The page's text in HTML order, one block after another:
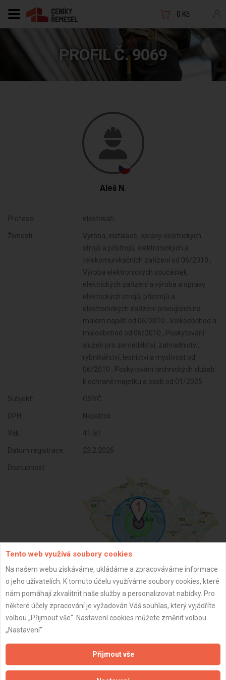
0 Kč
PROFIL Č. 9069
Aleš N.
Profese: elektrikáři
Živnosti:
Výroba, instalace, opravy elektrických
strojů a přístrojů, elektronických a
telekomunikačních zařízení od 06/2010 ,
Výroba elektronických součástek,
elektrických zařízení a výroba a opravy
elektrických strojů, přístrojů a
elektronických zařízení pracujících na
malém napětí od 06/2010 , Velkoobchod a
maloobchod od 06/2010 , Poskytování
služeb pro zemědělství, zahradnictví,
rybníkářství, lesnictví a myslivost od
06/2010 , Poskytování technických služeb
k ochraně majetku a osob od 01/2025
Subjekt: OSVČ
DPH: Neplátce
Věk: 41 let
Datum registrace: 23.2.2026
Dostupnost:
ZPĚT
Aktualizováno z portálu ARES dne 23.02.2026 16:43:29
Tento web využívá soubory cookies
Na našem webu získáváme, ukládáme a zpracováváme informace
o jeho uživatelích. K tomuto účelu využíváme soubory cookies, které
nám pomáhají zkvalitnit naše služby a personalizovat nabídky. Pro
některé účely zpracování je vyžadován Váš souhlas, který vyjádříte
volbou „Přijmout vše“. Nastavení cookies můžete změnit volbou
„Nastavení“.
Přijmout vše